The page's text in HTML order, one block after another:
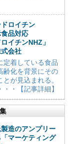
ロイチン
品対応
ロイチンNHZ」
会社
定着している食品
齢化を背景にその
が見込まれる。
・【記事詳細】
造のアンプリー
マーケティング